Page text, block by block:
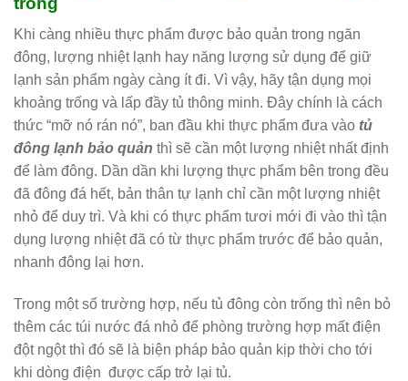
Khi càng nhiều thực phẩm được bảo quản trong ngăn
đông, lượng nhiệt lạnh hay năng lượng sử dụng để giữ
lạnh sản phẩm ngày càng ít đi. Vì vậy, hãy tận dụng mọi
khoảng trống và lấp đầy tủ thông minh. Đây chính là cách
thức “mỡ nó rán nó”, ban đầu khi thực phẩm đưa vào tủ
đông lạnh bảo quản thì sẽ cần một lượng nhiệt nhất định
để làm đông. Dần dần khi lượng thực phẩm bên trong đều
đã đông đá hết, bản thân tự lạnh chỉ cần một lượng nhiệt
nhỏ để duy trì. Và khi có thực phẩm tươi mới đi vào thì tận
dụng lượng nhiệt đã có từ thực phẩm trước để bảo quản,
nhanh đông lại hơn.
Trong một số trường hợp, nếu tủ đông còn trống thì nên bỏ
thêm các túi nước đá nhỏ để phòng trường hợp mất điện
đột ngột thì đó sẽ là biện pháp bảo quản kịp thời cho tới
khi dòng điện được cấp trở lại tủ.